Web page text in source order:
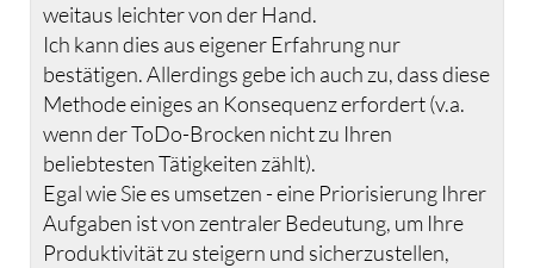
weitaus leichter von der Hand.
Ich kann dies aus eigener Erfahrung nur
bestätigen. Allerdings gebe ich auch zu, dass diese
Methode einiges an Konsequenz erfordert (v.a.
wenn der ToDo-Brocken nicht zu Ihren
beliebtesten Tätigkeiten zählt).
Egal wie Sie es umsetzen - eine Priorisierung Ihrer
Aufgaben ist von zentraler Bedeutung, um Ihre
Produktivität zu steigern und sicherzustellen,